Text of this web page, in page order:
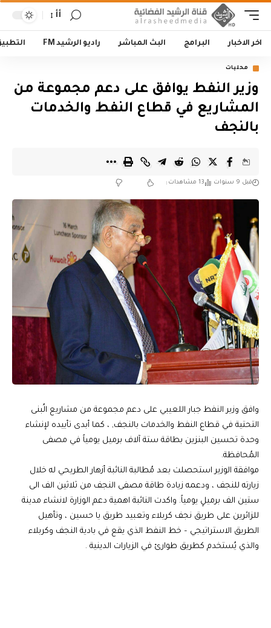
أأ
اخر الاخبار البرامج البث المباشر راديو الرشيد FM
محليات
وزير النفط يوافق على دعم مجموعة من
المشاريع في قطاع النفط والخدمات
بالنجف
قبل 9 سنوات 13 مشاهدات
وافق وزير النفط جبار اللعيبي على دعم مجموعة من مشاريع الُبنى
التحتية في قطاع النفط والخدمات بالنجف, ، كما أبدى تأييده لإنشاء
وحدة تحسين البنزين بطاقة ستة آلاف برميل يومياً في مصفى
المُحافظة.
موافقة الوزير استحصلت بعد مُطالبة النائبة أزهار الطريحي له خلال
زيارته للنجف ، ودعمه زيادة طاقة مصفى النجف من ثلاثين الف الى
ستين الف برميلٍ يومياً. واكدت النائبة اهمية دعم الوزارة لانشاء مدينة
للزائرين على طريق نجف كربلاء وتعبيد طريق يا حسين ، وتأهيل
الطريق الاستراتيجي – خط النفط الذي يقع في بادية النجف وكربلاء
والذي يُستخدم كطريق طوارئ في الزيارات الدينية .